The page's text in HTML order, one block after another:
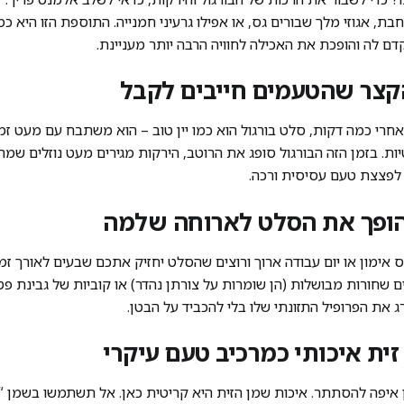
אגוזי מלך שבורים גס, או אפילו גרעיני חמנייה. התוספת הזו
לה והופכת את האכילה לחוויה הרבה יותר מעניינת.
בזמן הזה הבורגול סופג את הרוטב, הירקות מגירים מעט נוזלים
לפצצת טעם עסיסית ורכה.
או יום עבודה ארוך ורוצים שהסלט יחזיק אתכם שבעים לאורך
את הפרופיל התזונתי שלו בלי להכביד על הבטן.
להסתתר. איכות שמן הזית היא קריטית כאן. אל תשתמשו בשמן